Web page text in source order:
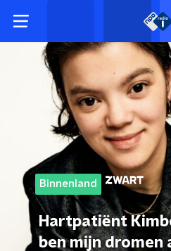
Binnenland
Hartpatiënt
ben mijn dromen